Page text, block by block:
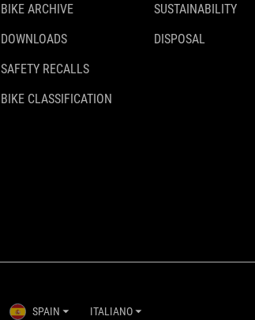
BIKE ARCHIVE
DOWNLOADS
SAFETY RECALLS
BIKE CLASSIFICATION
SUSTAINABILITY
DISPOSAL
SPAIN ITALIANO